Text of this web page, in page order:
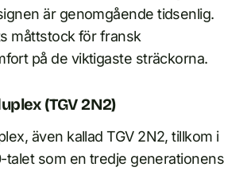
är genomgående tidsenlig.
måttstock för fransk
på de viktigaste sträckorna.
(TGV 2N2)
även kallad TGV 2N2, tillkom i
talet som en tredje generationens